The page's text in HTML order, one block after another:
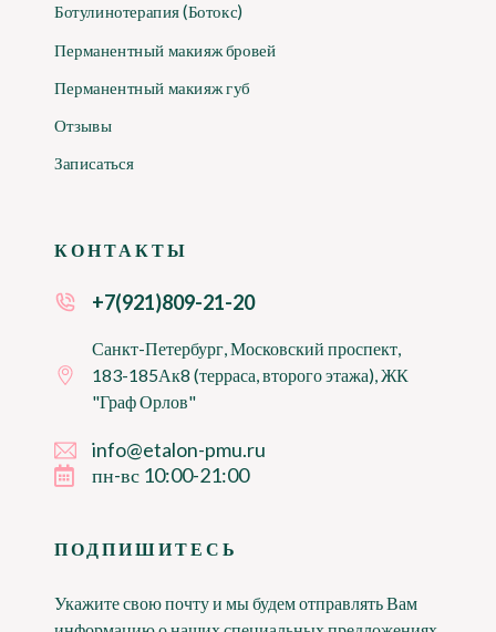
Ботулинотерапия (Ботокс)
Перманентный макияж бровей
Перманентный макияж губ
Отзывы
Записаться
КОНТАКТЫ
+7(921)809-21-20
Санкт-Петербург, Московский проспект,
183-185Ак8 (терраса, второго этажа), ЖК
"Граф Орлов"
info@etalon-pmu.ru
пн-вс 10:00-21:00
ПОДПИШИТЕСЬ
Укажите свою почту и мы будем отправлять Вам